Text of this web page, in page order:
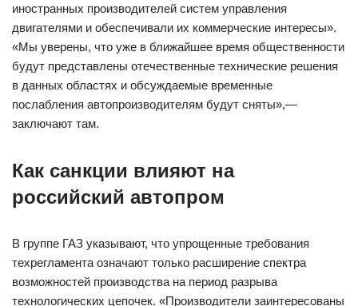
иностранных производителей систем управления
двигателями и обеспечивали их коммерческие интересы».
«Мы уверены, что уже в ближайшее время общественности
будут представлены отечественные технические решения
в данных областях и обсуждаемые временные
послабления автопроизводителям будут сняты»,—
заключают там.
Как санкции влияют на
российский автопром
В группе ГАЗ указывают, что упрощенные требования
техрегламента означают только расширение спектра
возможностей производства на период разрыва
технологических цепочек. «Производители заинтересованы